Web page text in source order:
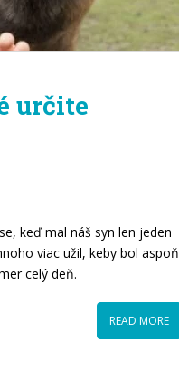
určite
keď mal náš syn len jeden
viac užil, keby bol aspoň
celý deň.
READ MORE